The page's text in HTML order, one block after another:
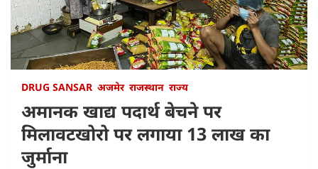
DRUG SANSAR अजमेर राजस्थान राज्य
अमानक खाद्य पदार्थ बेचने पर
मिलावटखोरो पर लगाया 13 लाख का
जुर्माना